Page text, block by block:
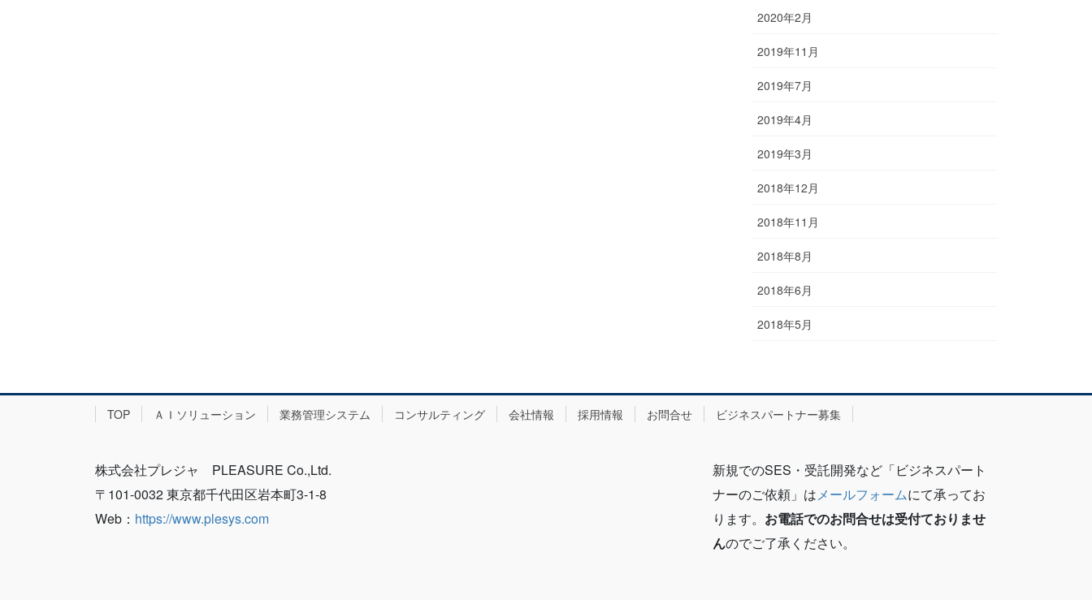
2020年2月
2019年11月
2019年7月
2019年4月
2019年3月
2018年12月
2018年11月
2018年8月
2018年6月
2018年5月
TOP ＡＩソリューション 業務管理システム コンサルティング 会社情報 採用情報 お問合せ ビジネスパートナー募集
株式会社プレジャ PLEASURE Co.,Ltd.
〒101-0032 東京都千代田区岩本町3-1-8
Web： https://www.plesys.com
新規でのSES・受託開発など「ビジネスパート
ナーのご依頼」はメールフォームにて承ってお
ります。 お電話でのお問合せは受付ておりませ
んのでご了承ください。